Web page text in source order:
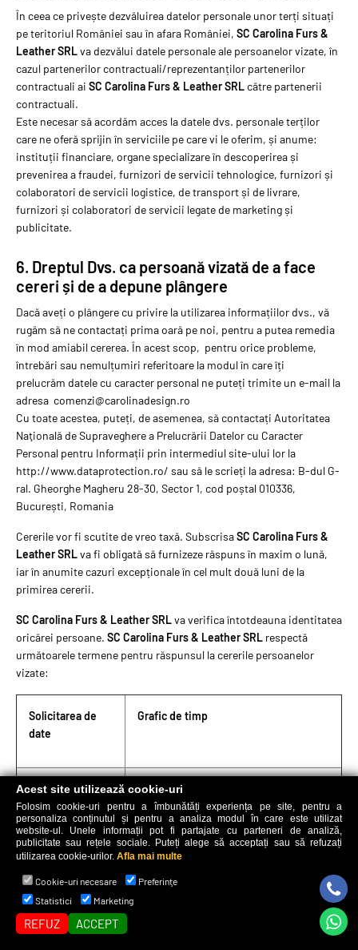
În ceea ce privește dezvăluirea datelor personale unor terți situați
pe teritoriul României sau în afara României, SC Carolina Furs &
Leather SRLva dezvălui datele personale ale persoanelor vizate, în
cazul partenerilor contractuali/reprezentanților partenerilor
contractuali ai SC Carolina Furs & Leather SRLcătre partenerii
contractuali.
Este necesar să acordăm acces la datele dvs. personale terților
care ne oferă sprijin în serviciile pe care vi le oferim, și anume:
instituții financiare, organe specializare în descoperirea și
prevenirea a fraudei, furnizori de servicii tehnologice, furnizori și
colaboratori de servicii logistice, de transport și de livrare,
furnizori și colaboratori de servicii legate de marketing și
publicitate.
6. Dreptul Dvs. ca persoană vizată de a face
cereri și de a depune plângere
Dacă aveți o plângere cu privire la utilizarea informațiilor dvs., vă
rugăm să ne contactați prima oară pe noi, pentru a putea remedia
în mod amiabil cererea. În acest scop, pentru orice probleme,
întrebări sau nemulțumiri referitoare la modul în care îți
prelucrăm datele cu caracter personal ne puteți trimite un e-mail la
adresa comenzi@carolinadesign.ro
Cu toate acestea, puteți, de asemenea, să contactați Autoritatea
Naţională de Supraveghere a Prelucrării Datelor cu Caracter
Personal pentru Informații prin intermediul site-ului lor la
http://www.dataprotection.ro/ sau să le scrieți la adresa: B-dul G-
ral. Gheorghe Magheru 28-30, Sector 1, cod poștal 010336,
București, Romania
Cererile vor fi scutite de vreo taxă. SubscrisaSC Carolina Furs &
Leather SRLva fi obligată să furnizeze răspuns în maxim o lună,
iar în anumite cazuri excepționale în cel mult două luni de la
primirea cererii.
SC Carolina Furs & Leather SRLva verifica întotdeauna identitatea
oricărei persoane. SC Carolina Furs & Leather SRL respectă
următoarele termene pentru răspunsul la cererile persoanelor
vizate:
Solicitarea de
date
Grafic de timp
Dreptul de a fi
informat
Atunci când se colectează date (dacă
acestea sunt furnizate de persoana
vizată) sau în termen de o lună (dacă nu
sunt furnizate de persoana vizată)
Dreptul de acces
Acest site utilizează cookie-uri
Folosim cookie-uri pentru a îmbunătăți experiența pe site, pentru a
personaliza conținutul și pentru a analiza modul în care este utilizat
website-ul. Unele informații pot fi partajate cu parteneri de analiză,
publicitate sau rețele sociale. Puteți alege să acceptați sau să refuzați
utilizarea cookie-urilor. Afla mai multe
Cookie-uri necesare
Preferinţe
Statistici
Marketing
REFUZ ACCEPT